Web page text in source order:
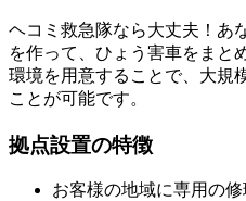
ヘコミ救急隊なら大丈夫！あ
を作って、ひょう害車をまと
環境を用意することで、大規
ことが可能です。
拠点設置の特徴
お客様の地域に専用の